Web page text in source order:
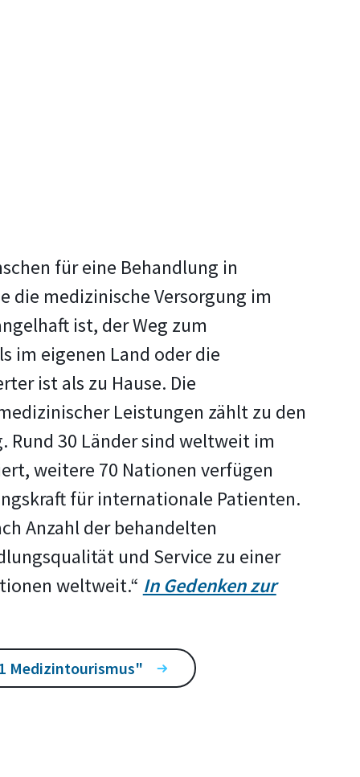
für eine Behandlung in
die medizinische Versorgung im
ist, der Weg zum
im eigenen Land oder die
ist als zu Hause. Die
Leistungen zählt zu den
Rund 30 Länder sind weltweit im
weitere 70 Nationen verfügen
für internationale Patienten.
Anzahl der behandelten
und Service zu einer
weltweit.“ In Gedenken zur
Medizintourismus"